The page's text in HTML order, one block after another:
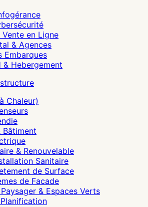
en Ligne
& Agences
Embarques
& Hebergement
Chaleur)
Bâtiment
& Renouvelable
Sanitaire
de Surface
de Facade
& Espaces Verts